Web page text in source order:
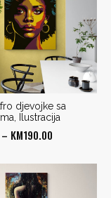
djevojke sa
Ilustracija
– KM190.00